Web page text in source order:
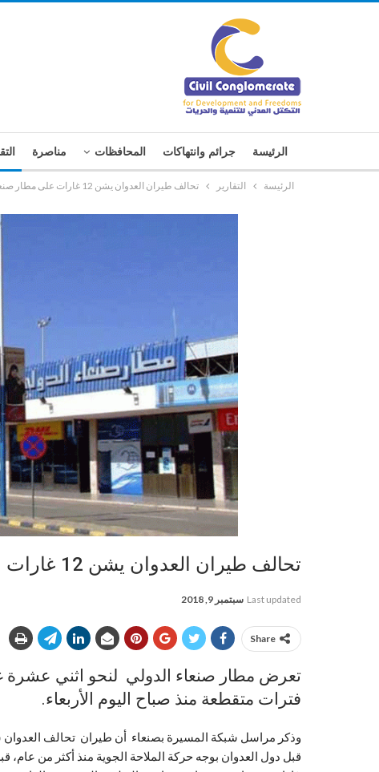
الرئيسة جرائم وانتهاكات المحافظات مناصرة
الرئيسة التقارير تحالف طيران العدوان يشن 12 غارات على مطار صنعاء
تحالف طيران العدوان يشن 12 غارات على مطار صنعاء
Last updated سبتمبر 9, 2018
Share
تعرض مطار صنعاء الدولي لنحو اثني
فترات متقطعة منذ صباح اليوم الأربعاء.
وذكر مراسل شبكة المسيرة بصنعاء أن طيران تحالف
قبل دول العدوان بوجه حركة الملاحة الجوية منذ أكثر من